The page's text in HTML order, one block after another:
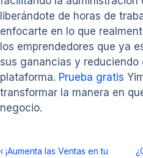
liberándote de horas de
enfocarte en lo que
los emprendedores que ya
sus ganancias y
plataforma. Prueba gratis
transformar la manera en
negocio.
‹ ¡Aumenta las Ventas en tu